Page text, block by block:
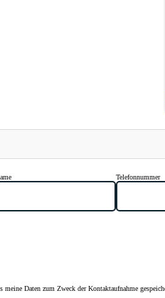
Telefonnummer
Daten zum Zweck der Kontaktaufnahme